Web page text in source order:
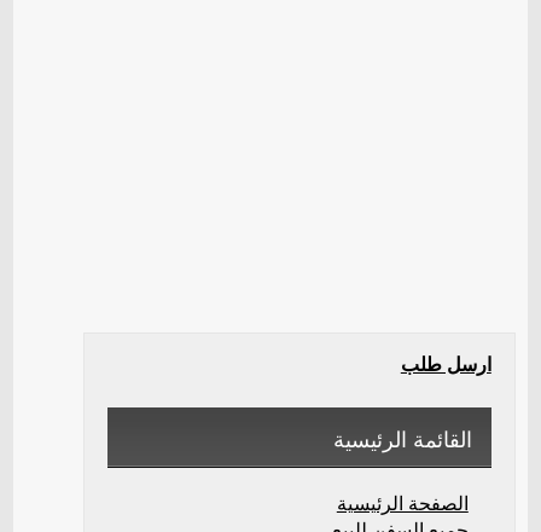
ارسل طلب
القائمة الرئيسية
الصفحة الرئيسية